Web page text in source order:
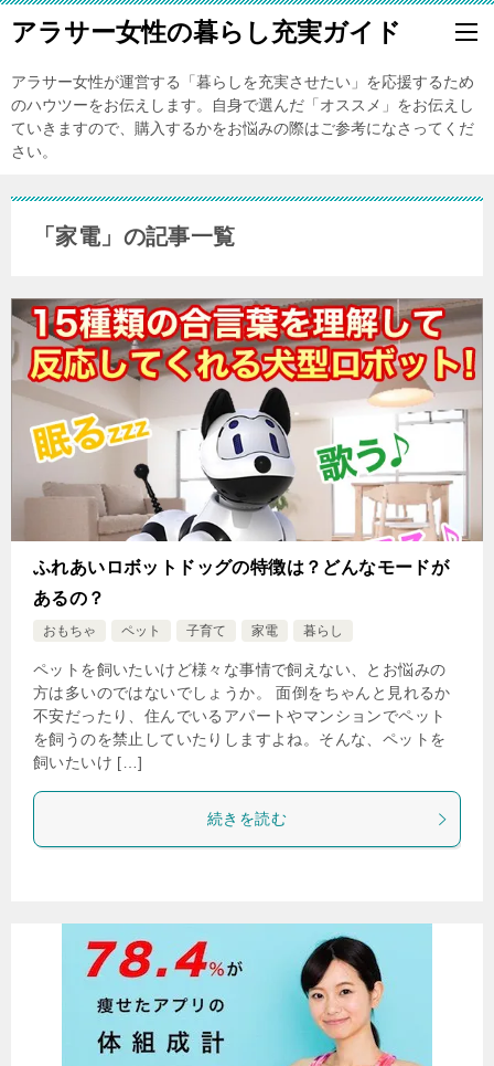
アラサー女性の暮らし充実ガイド
アラサー女性が運営する「暮らしを充実させたい」を応援するため
のハウツーをお伝えします。自身で選んだ「オススメ」をお伝えし
ていきますので、購入するかをお悩みの際はご参考になさってくだ
さい。
「家電」の記事一覧
ふれあいロボットドッグの特徴は？どんなモードが
あるの？
おもちゃ ペット 子育て 家電 暮らし
ペットを飼いたいけど様々な事情で飼えない、とお悩みの
方は多いのではないでしょうか。 面倒をちゃんと見れるか
不安だったり、住んでいるアパートやマンションでペット
を飼うのを禁止していたりしますよね。そんな、ペットを
飼いたいけ […]
続きを読む